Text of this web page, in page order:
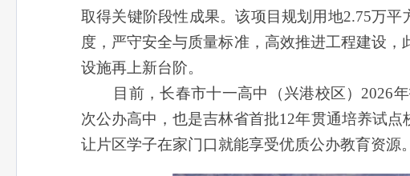
取得关键阶段性成果。该项目规划用地2.75万
度，严守安全与质量标准，高效推进工程建设
设施再上新台阶。
目前，长春市十一高中（兴港校区）2026年
次公办高中，也是吉林省首批12年贯通培养试
让片区学子在家门口就能享受优质公办教育资源。